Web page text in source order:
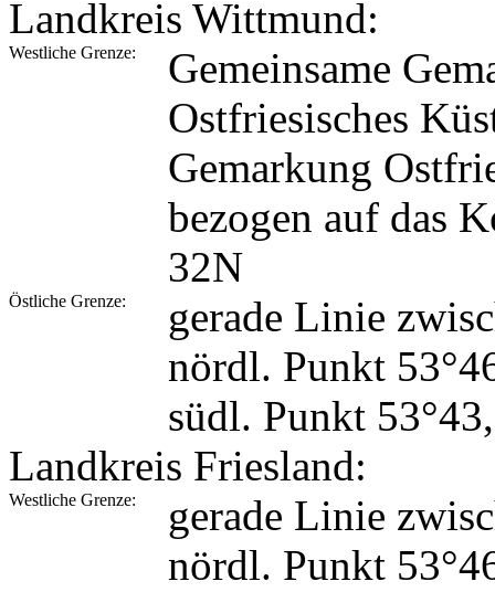
Landkreis Wittmund:
Westliche Grenze:
Gemeinsame
Ostfriesisches
Gemarkung
bezogen auf das
32N
Östliche Grenze:
gerade Linie
nördl. Punkt
südl. Punkt
Landkreis Friesland:
Westliche Grenze:
gerade Linie
nördl. Punkt